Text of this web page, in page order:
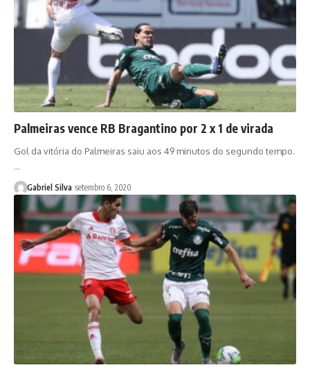
Palmeiras vence RB Bragantino por 2 x 1 de virada
Gol da vitória do Palmeiras saiu aos 49 minutos do segundo tempo.
…
Gabriel Silva setembro 6, 2020